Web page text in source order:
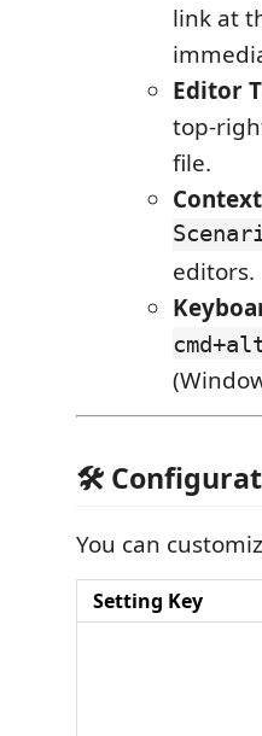
link at
Editor
top-
file.
editors.
🛠
You can
Setting Key